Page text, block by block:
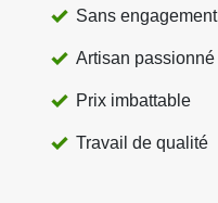
Sans engagement
Artisan passionné
Prix imbattable
Travail de qualité